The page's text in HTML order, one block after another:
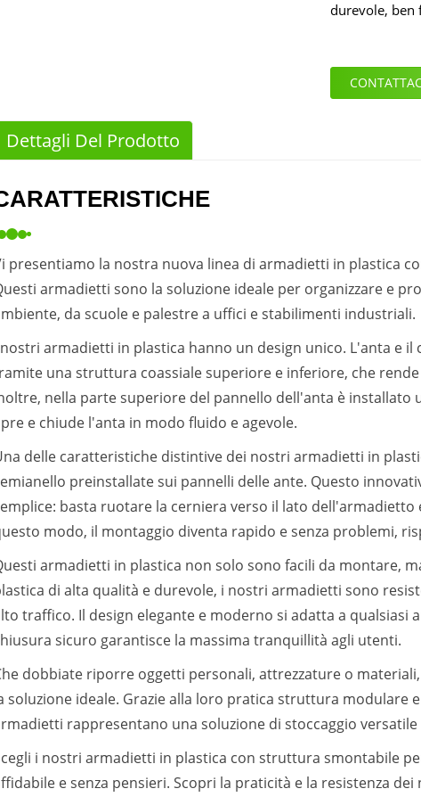
durevole, ben
Dettagli Del Prodotto
presentiamo la nostra nuova linea di armadietti in plastica
armadietti sono la soluzione ideale per organizzare e
da scuole e palestre a uffici e stabilimenti industriali.
armadietti in plastica hanno un design unico. L'anta e
una struttura coassiale superiore e inferiore, che
nella parte superiore del pannello dell'anta è installato
e chiude l'anta in modo fluido e agevole.
delle caratteristiche distintive dei nostri armadietti in
preinstallate sui pannelli delle ante. Questo
basta ruotare la cerniera verso il lato
modo, il montaggio diventa rapido e senza problemi,
armadietti in plastica non solo sono facili da montare,
di alta qualità e durevole, i nostri armadietti sono
traffico. Il design elegante e moderno si adatta a qualsiasi
sicuro garantisce la massima tranquillità agli utenti.
dobbiate riporre oggetti personali, attrezzature o
soluzione ideale. Grazie alla loro pratica struttura modulare
rappresentano una soluzione di stoccaggio
i nostri armadietti in plastica con struttura smontabile
e senza pensieri. Scopri la praticità e la resistenza